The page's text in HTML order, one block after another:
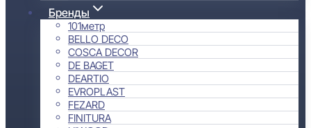
Бренды
101метр
BELLO DECO
COSCA DECOR
DE BAGET
DEARTIO
EVROPLAST
FEZARD
FINITURA